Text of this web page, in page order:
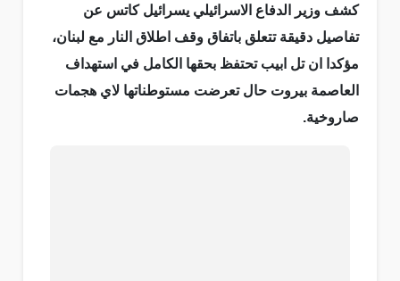
كشف وزير الدفاع الاسرائيلي يسرائيل كاتس عن
تفاصيل دقيقة تتعلق باتفاق وقف اطلاق النار مع لبنان،
مؤكدا ان تل ابيب تحتفظ بحقها الكامل في استهداف
العاصمة بيروت حال تعرضت مستوطناتها لاي هجمات
صاروخية.